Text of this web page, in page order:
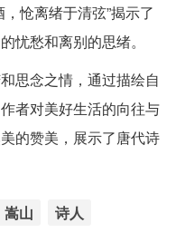
怆离绪于清弦”揭示了
忧愁和离别的思绪。
思念之情，通过描绘自
者对美好生活的向往与
的赞美，展示了唐代诗
嵩山 诗人